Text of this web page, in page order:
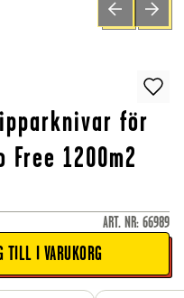
PREVIOUSNEXT
för
Free 1200m2
ART. NR: 66989
TILL I VARUKORG